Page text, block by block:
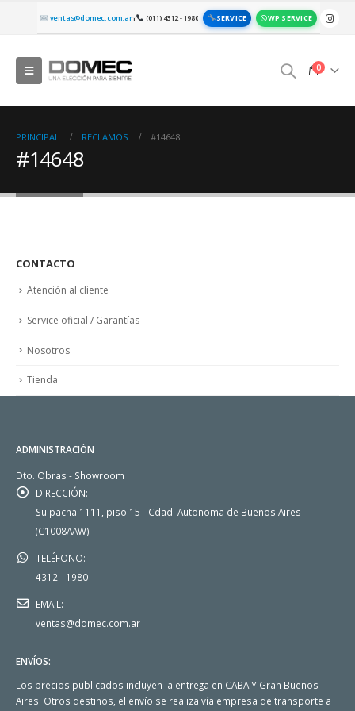
ventas@domec.com.ar| (011) 4312 - 1980 SERVICE WP SERVICE
0
PRINCIPAL RECLAMOS #14648
#14648
CONTACTO
Atención al cliente
Service oficial / Garantías
Nosotros
Tienda
ADMINISTRACIÓN
Dto. Obras - Showroom
DIRECCIÓN:
Suipacha 1111, piso 15 - Cdad. Autonoma de Buenos Aires
(C1008AAW)
TELÉFONO:
4312 - 1980
EMAIL:
ventas@domec.com.ar
ENVÍOS:
Los precios publicados incluyen la entrega en CABA Y Gran Buenos
Aires. Otros destinos, el envío se realiza vía empresa de transporte a